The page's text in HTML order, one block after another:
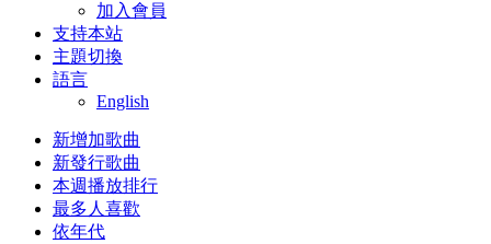
加入會員
支持本站
主題切換
語言
English
新增加歌曲
新發行歌曲
本週播放排行
最多人喜歡
依年代